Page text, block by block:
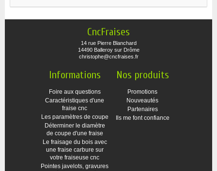
CncFraises
14 rue Pierre Blanchard
14490 Balleroy sur Drôme
christophe@cncfraises.fr
Informations
Foire aux questions
Caractéristiques d'une
fraise cnc
Les paramètres de coupe
Déterminer le diamètre
de coupe d'une fraise
Le fraisage du bois avec
une fraise carbure sur
votre fraiseuse cnc
Pointes javelots, gravures
Nos produits
Promotions
Nouveautés
Partenaires
Ils me font confiance